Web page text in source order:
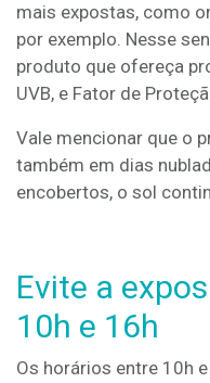
mais expostas, como
por exemplo. Nesse
produto que ofereça
UVB, e Fator de
Vale mencionar que o
também em dias
encobertos, o sol
Evite a
10h e 16h
Os horários entre 10h